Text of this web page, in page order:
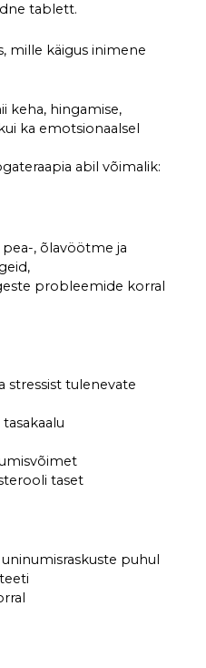
tablett.
mille käigus inimene
keha, hingamise,
ka emotsionaalsel
abil võimalik:
pea-, õlavöötme ja
probleemide korral
stressist tulenevate
taset
uninumisraskuste puhul